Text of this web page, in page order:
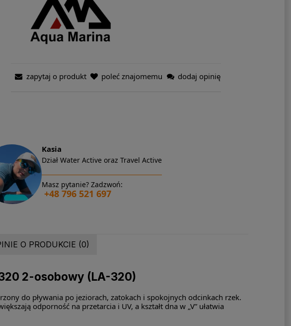
zapytaj o produkt poleć znajomemu dodaj opinię
Kasia
Dział Water Active oraz Travel Active
Masz pytanie? Zadzwoń:
+48 796 521 697
O PRODUKCIE (0)
2-osobowy (LA-320)
do pływania po jeziorach, zatokach i spokojnych odcinkach rzek.
odporność na przetarcia i UV, a kształt dna w „V” ułatwia